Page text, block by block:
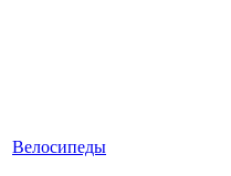
Велосипеды